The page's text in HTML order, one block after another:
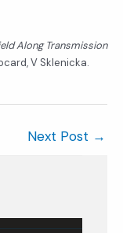
Along Transmission
V Sklenicka.
Next Post →